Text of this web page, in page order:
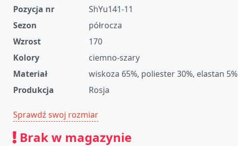
Pozycja nr
ShYu141-11
Sezon
półrocza
Wzrost
170
Kolory
ciemno-szary
Materiał
wiskoza 65%, poliester 30%, elastan 5%
Produkcja
Rosja
Sprawdź swoj rozmiar
Brak w magazynie